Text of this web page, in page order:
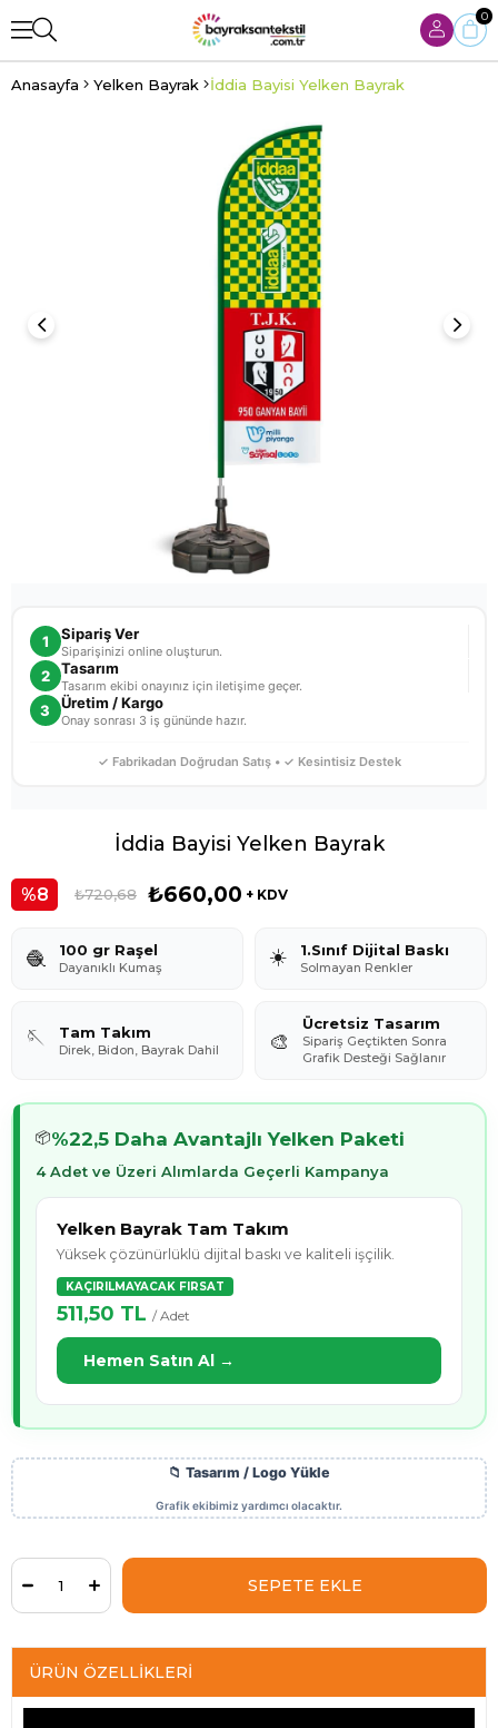
0
Anasayfa Yelken Bayrak İddia Bayisi Yelken Bayrak
1 Sipariş Ver
Siparişinizi online oluşturun.
2 Tasarım
Tasarım ekibi onayınız için iletişime geçer.
3 Üretim / Kargo
Onay sonrası 3 iş gününde hazır.
✓ Fabrikadan Doğrudan Satış • ✓ Kesintisiz Destek
İddia Bayisi Yelken Bayrak
8 ₺720,68 ₺660,00 + KDV
🧶 100 gr Raşel
Dayanıklı Kumaş
☀️ 1.Sınıf Dijital Baskı
Solmayan Renkler
🪡 Tam Takım
Direk, Bidon, Bayrak Dahil 🎨
Ücretsiz Tasarım
Sipariş Geçtikten Sonra
Grafik Desteği Sağlanır
📦%22,5 Daha Avantajlı Yelken Paketi
4 Adet ve Üzeri Alımlarda Geçerli Kampanya
Yelken Bayrak Tam Takım
Yüksek çözünürlüklü dijital baskı ve kaliteli işçilik.
KAÇIRILMAYACAK FIRSAT
511,50 TL / Adet
Hemen Satın Al →
ÜRÜN ÖZELLIKLERI